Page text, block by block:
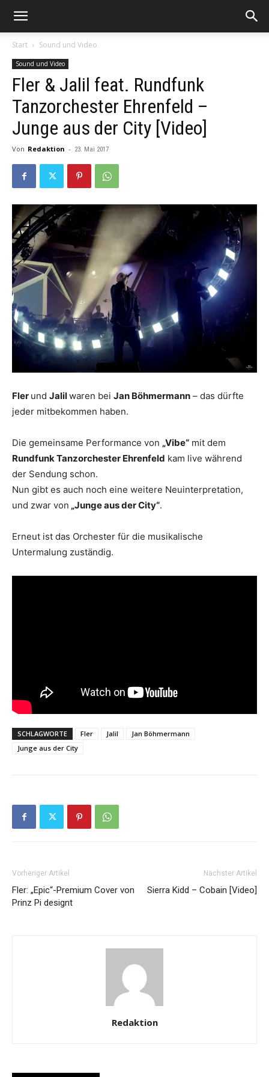
Start Sound und Video
Sound und Video
Fler & Jalil feat. Rundfunk
Tanzorchester Ehrenfeld –
Junge aus der City [Video]
Von Redaktion - 23. Mai 2017
Fler und Jalilwaren bei Jan Böhmermann – das dürfte
jeder mitbekommen haben.
Die gemeinsame Performance von „Vibe“ mit dem
Rundfunk Tanzorchester Ehrenfeld kam live während
der Sendung schon.
Nun gibt es auch noch eine weitere Neuinterpretation,
und zwar von „Junge aus der City“.
Erneut ist das Orchester für die musikalische
Untermalung zuständig.
SCHLAGWORTE Fler Jalil
Jan Böhmermann
Junge aus der City
Vorheriger Artikel
Fler: „Epic“-Premium Cover von
Prinz Pi designt
Nächster Artikel
Sierra Kidd – Cobain [Video]
Redaktion